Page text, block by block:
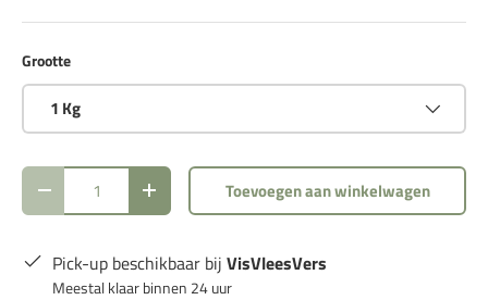
Grootte
1 Kg
Aantal
Verlaag de hoeveelheidVerhoog de hoeveelheid
Toevoegen aan winkelwagen
Pick-up beschikbaar bij VisVleesVers
Meestal klaar binnen 24 uur